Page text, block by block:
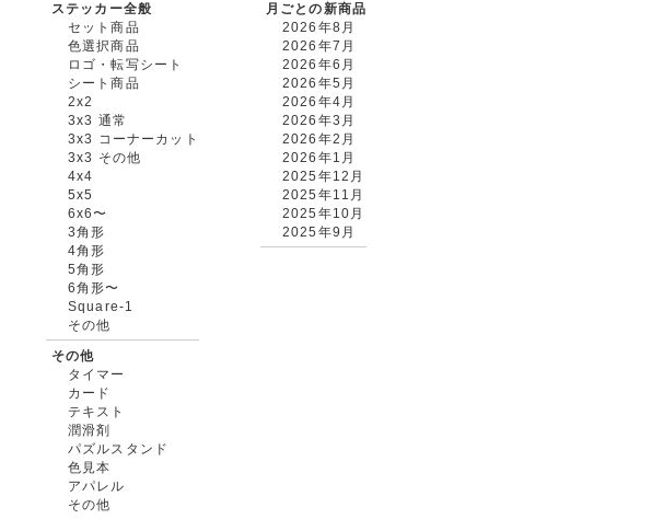
ステッカー全般
セット商品
色選択商品
ロゴ・転写シート
シート商品
2x2
3x3 通常
3x3 コーナーカット
3x3 その他
4x4
5x5
6x6〜
3角形
4角形
5角形
6角形〜
Square-1
その他
その他
タイマー
カード
テキスト
潤滑剤
パズルスタンド
色見本
アパレル
その他
月ごとの新商品
2026年8月
2026年7月
2026年6月
2026年5月
2026年4月
2026年3月
2026年2月
2026年1月
2025年12月
2025年11月
2025年10月
2025年9月